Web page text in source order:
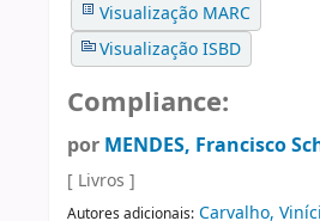
Visualização MARC
Visualização ISBD
Compliance:
por MENDES, Francisco
[ Livros ]
Autores adicionais: Carvalho,